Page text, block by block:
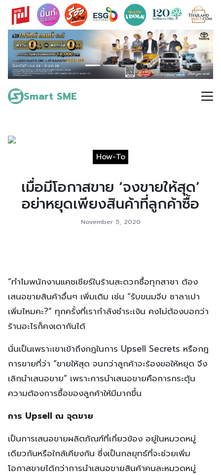
Skip
content
Smart SME
Search
for:
How-To
เมื่อมีโอกาสขาย ‘จงขายให้สุด’
อย่าหยุดเพียงสินค้าที่ลูกค้าซื้อ
November 5, 2020
“ทำไมพนักงานแคชเชียร์ในร้านสะดวกซื้อทุกสาขา ต้อง
เสนอขายสินค้าอื่นๆ เพิ่มเติม เช่น “รับขนมจีบ ซาลาเปา
เพิ่มไหมคะ?” ทุกครั้งที่เรากำลังชำระเงิน คงไม่ต้องบอกว่า
ร้านอะไรก็คงเดากันได้
นั่นเป็นเพราะเขาเข้าถึงกฎในการ Upsell Secrets หรือกฎ
การขายที่ว่า “ขายให้สุด จนกว่าลูกค้าจะร้องขอให้หยุด จึง
เลิกนำเสนอขาย” เพราะการนำเสนอขายคือการกระตุ้น
ความต้องการซื้อของลูกค้าให้มีมากขึ้น
การ Upsell ณ จุดขาย
เป็นการเสนอขายผลิตภัณฑ์ที่เกี่ยวข้อง อยู่ในหมวดหมู่
เดียวกันหรือใกล้เคียงกัน ซึ่งเป็นกลยุทธ์ที่จะช่วยเพิ่ม
โอกาสขายได้กว่าการนำเสนอขายสินค้าคนละหมวดหมู่